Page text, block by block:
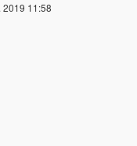
2019 11:58